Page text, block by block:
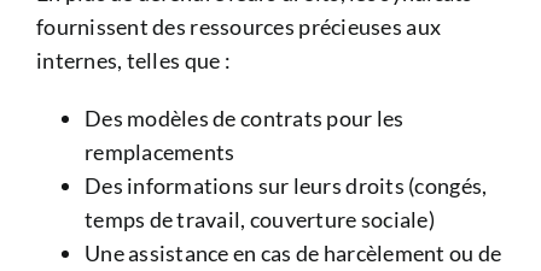
fournissent des ressources précieuses aux
internes, telles que :
Des modèles de contrats pour les
remplacements
Des informations sur leurs droits (congés,
temps de travail, couverture sociale)
Une assistance en cas de harcèlement ou de